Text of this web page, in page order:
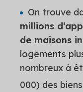
On trouve
millions
de maisons
logements
nombreux à
000) des